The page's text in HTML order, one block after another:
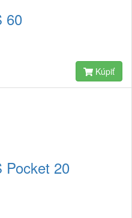
60
Kúpiť
Pocket 20